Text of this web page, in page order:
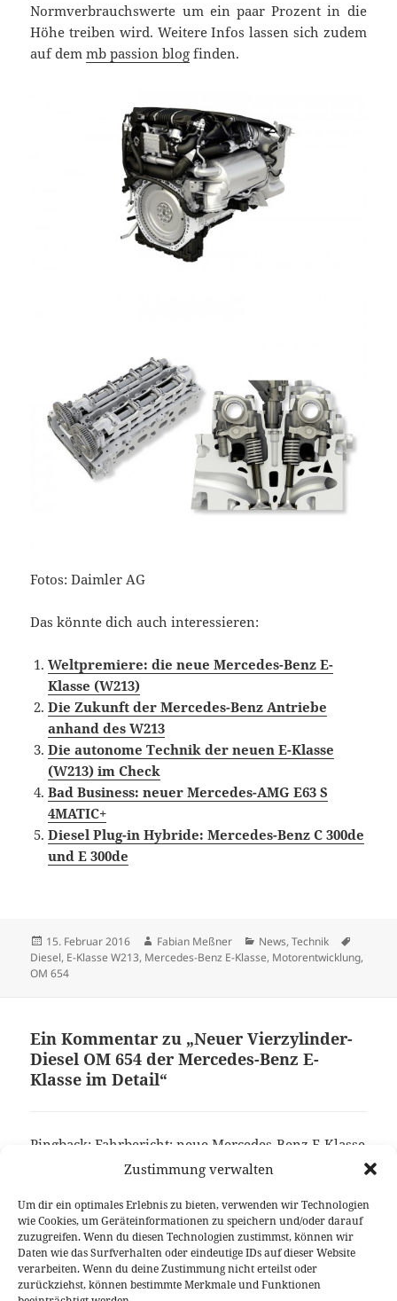
Zustimmung verwalten
Um dir ein optimales Erlebnis zu bieten, verwenden wir Technologien
wie Cookies, um Geräteinformationen zu speichern und/oder darauf
zuzugreifen. Wenn du diesen Technologien zustimmst, können wir
Daten wie das Surfverhalten oder eindeutige IDs auf dieser Website
verarbeiten. Wenn du deine Zustimmung nicht erteilst oder
zurückziehst, können bestimmte Merkmale und Funktionen
Normverbrauchswerte um ein paar Prozent in die
Höhe treiben wird. Weitere Infos lassen sich zudem
auf demmb passion blog finden.
Fotos: Daimler AG
Das könnte dich auch interessieren:
Weltpremiere: die neue Mercedes-Benz E-
Klasse (W213)
Die Zukunft der Mercedes-Benz Antriebe
anhand des W213
Die autonome Technik der neuen E-Klasse
(W213) im Check
Bad Business: neuer Mercedes-AMG E63 S
4MATIC+
Diesel Plug-in Hybride: Mercedes-Benz C 300de
und E 300de
Veröffentlicht
am
15. Februar 2016 Autor
Fabian Meßner Kategorien
News,Technik
Diesel, E-Klasse W213, Mercedes-Benz E-Klasse, Motorentwicklung,
OM 654
Ein Kommentar zu „Neuer Vierzylinder-
Diesel OM 654 der Mercedes-Benz E-
Klasse im Detail“
Pingback:Fahrbericht: neue Mercedes-Benz E-Klasse
(W213)Autophorie.de
Die Kommentare sind geschlossen.
Beitragsnavigation
VORHERIGER